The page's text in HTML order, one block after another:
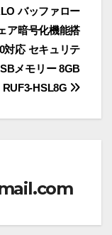
バッファロー
ア暗号化機能搭
対応 セキュリテ
メモリー 8GB
RUF3-HSL8G